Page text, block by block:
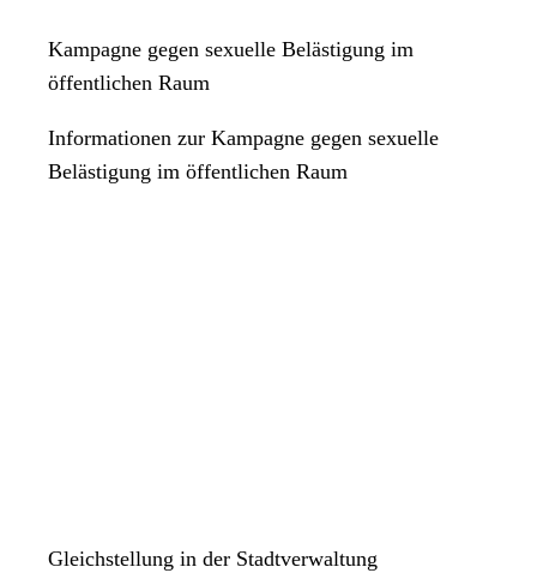
Kampagne gegen sexuelle Belästigung im
öffentlichen Raum
Informationen zur Kampagne gegen sexuelle
Belästigung im öffentlichen Raum
Gleichstellung in der Stadtverwaltung